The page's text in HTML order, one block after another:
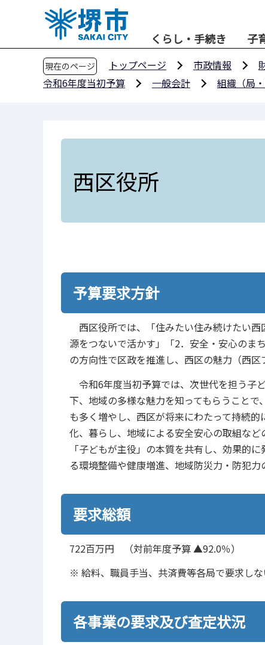
くらし・手続き 子
現在のページ トップページ 市政情報
令和6年度当初予算
一般会計 組織（局
西区役所
予算要求方針
西区役所では、「住みたい住み続けたい
源をつないで活かす」「2．安全・安心のま
の方向性で区政を推進し、西区の魅力（西区
令和6年度当初予算では、次世代を担う子
下、地域の多様な魅力を知ってもらうこと
も多く増やし、西区が将来にわたって持続
化、暮らし、地域による安全安心の取組な
「子どもが主役」の本質を共有し、効果的
る環境整備や健康増進、地域防災力・防犯
要求総額
722百万円 （対前年度予算 ▲92.0％）
※ 給料、職員手当、共済費等各局で要求しな
各事業の要求及び査定状況